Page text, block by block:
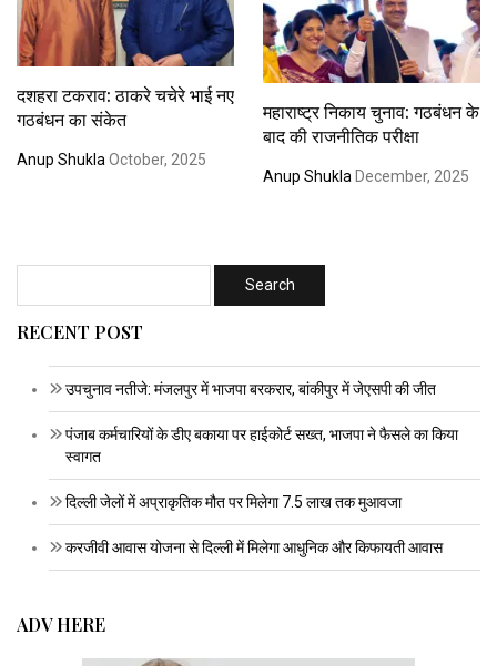
दशहरा टकराव: ठाकरे चचेरे भाई नए
गठबंधन का संकेत
Anup ShuklaOctober, 2025
महाराष्ट्र निकाय चुनाव: गठबंधन के
बाद की राजनीतिक परीक्षा
Anup Shukla December, 2025
RECENT POST
उपचुनाव नतीजे: मंजलपुर में भाजपा बरकरार, बांकीपुर में जेएसपी की जीत
पंजाब कर्मचारियों के डीए बकाया पर हाईकोर्ट सख्त, भाजपा ने फैसले का किया
स्वागत
दिल्ली जेलों में अप्राकृतिक मौत पर मिलेगा 7.5 लाख तक मुआवजा
करजीवी आवास योजना से दिल्ली में मिलेगा आधुनिक और किफायती आवास
ADV HERE